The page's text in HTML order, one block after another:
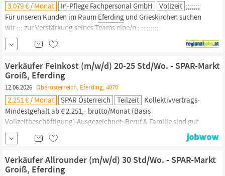
3.079 € / Monat In-Pflege Fachpersonal GmbH Vollzeit ;;;;;;;
Für unseren Kunden im Raum Eferding und Grieskirchen suchen
wir ;;; zur Verstärkung seines Teams eine/n ; ;; ;;;;;;
FACHSOZIALBETREUER/IN ALTENARBEIT ;;;;;;;;;;;;;;;;;;; ;;;
Ref.Nr.163 ;;;;;;;;;;;;;;;;;;;;;;;;;;;;;;;; ;;; ;;;; Voll- oder Teilzeit ; Ihre
Aufgaben: Wertschätzende Pflege und Begleitung von
Verkäufer Feinkost (m/w/d) 20-25 Std/Wo. - SPAR-Markt
Groiß, Eferding
12.06.2026 Oberösterreich, Eferding, 4070
2.251 € / Monat SPAR Österreich Teilzeit Kollektivvertrags-
Mindestgehalt ab € 2.251,- brutto/Monat (Basis
Vollzeitbeschäftigung) Ausgezeichnet: Beruf & Familie sind gut
kombinierbar Unser höchstes Gut: Positive
Gesundheitsmaßnahmen
Versicherungsdienst Ganz in der Nähe: Arbeiten dort, wo man sich
wohlfühlt – regional verankert, persönlich geführt Spaß im...
Verkäufer Allrounder (m/w/d) 30 Std/Wo. - SPAR-Markt
Groiß, Eferding